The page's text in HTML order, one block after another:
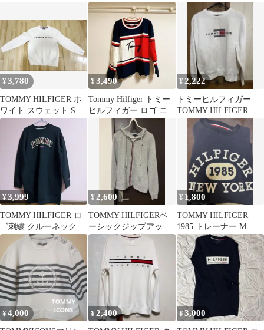
ー M相当 オフホワ
スウェットワンピース
¥3,780
TOMMY HILFIGER ホ
ワイト スウェット Sサ
イズ
¥3,490
Tommy Hilfiger トミー
ヒルフィガー ロゴ ニッ
ト セーター(M)
¥ 2,222
トミーヒルフィガー
TOMMY HILFIGER ホ
ワイト スウェット M
¥3,999
TOMMY HILFIGER ロ
ゴ刺繍 クルーネック ス
ウェット ブラック M
¥ 2,600
TOMMY HILFIGERベ
ーシックジップアップ
パーカー
¥ 1,800
TOMMY HILFIGER
1985 トレーナー M ネ
イビー
¥4,000 ¥2,400 ¥3,000